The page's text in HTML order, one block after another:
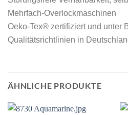
Mehrfach-Overlockmaschinen
Oeko-Tex® zertifiziert und unter
Qualitätsrichtlinien in
ÄHNLICHE PRODUKTE